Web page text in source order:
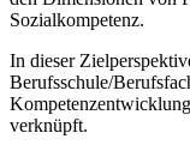
Sozialkompetenz.
In dieser
Berufsschule/
verknüpft.